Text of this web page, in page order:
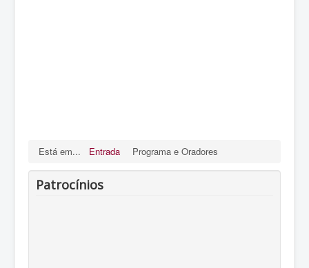
Está em... Entrada Programa e Oradores
Patrocínios